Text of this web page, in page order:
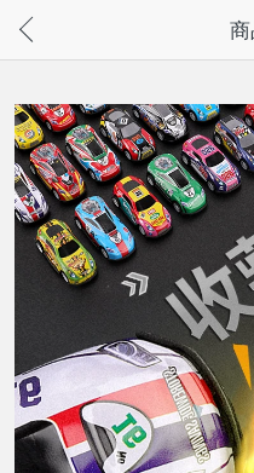
请通过微信或支付宝搜“奇兔